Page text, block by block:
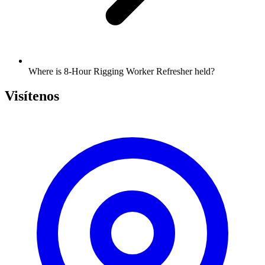
Where is 8-Hour Rigging Worker Refresher held?
Visítenos